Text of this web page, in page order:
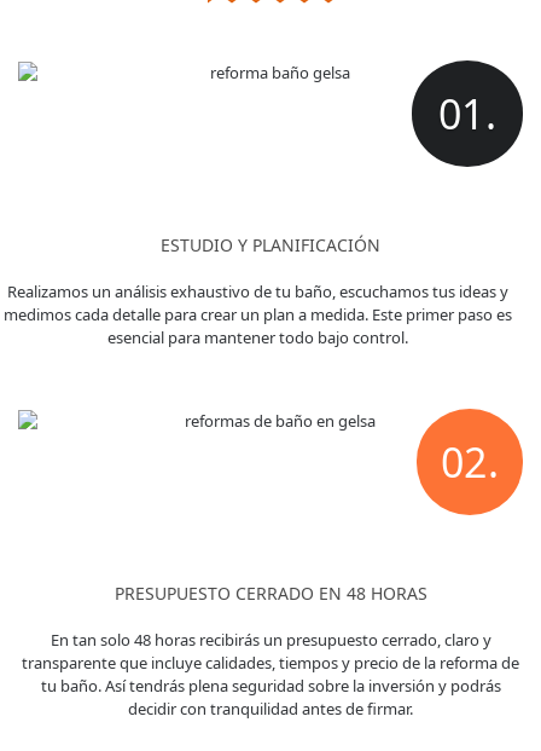
01.
ESTUDIO Y PLANIFICACIÓN
Realizamos un análisis exhaustivo de tu baño, escuchamos tus ideas y
medimos cada detalle para crear un plan a medida. Este primer paso es
esencial para mantener todo bajo control.
02.
PRESUPUESTO CERRADO EN 48 HORAS
En tan solo 48 horas recibirás un presupuesto cerrado, claro y
transparente que incluye calidades, tiempos y precio de la reforma de
tu baño. Así tendrás plena seguridad sobre la inversión y podrás
decidir con tranquilidad antes de firmar.